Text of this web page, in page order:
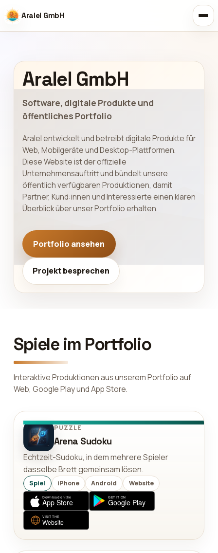
Aralel GmbH
Aralel GmbH
Software, digitale Produkte und
öffentliches Portfolio
Aralel entwickelt und betreibt digitale Produkte für
Web, Mobilgeräte und Desktop-Plattformen.
Diese Website ist der offizielle
Unternehmensauftritt und bündelt unsere
öffentlich verfügbaren Produktionen, damit
Partner, Kund:innen und Interessierte einen klaren
Überblick über unser Portfolio erhalten.
Portfolio ansehen
Projekt besprechen
Spiele im Portfolio
Interaktive Produktionen aus unserem Portfolio auf
Web, Google Play und App Store.
PUZZLE
Arena Sudoku
Echtzeit-Sudoku, in dem mehrere Spieler
dasselbe Brett gemeinsam lösen.
Spiel iPhone Android Website